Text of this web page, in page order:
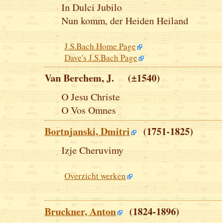
In Dulci Jubilo
Nun komm, der Heiden Heiland
J.S.Bach Home Page
Dave's J.S.Bach Page
Van Berchem, J. (±1540)
O Jesu Christe
O Vos Omnes
Bortnjanski, Dmitri (1751-1825)
Izje Cheruvimy
Overzicht werken
Bruckner, Anton (1824-1896)